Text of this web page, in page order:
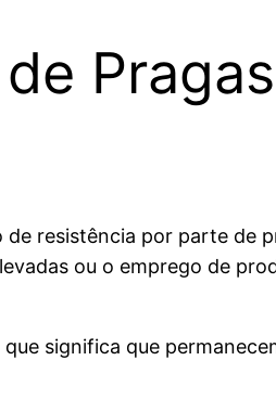
resistência por parte de
ou o emprego de
significa que